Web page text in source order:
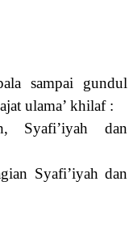
sampai gundul
ulama’ khilaf :
Syafi’iyah dan
Syafi’iyah dan